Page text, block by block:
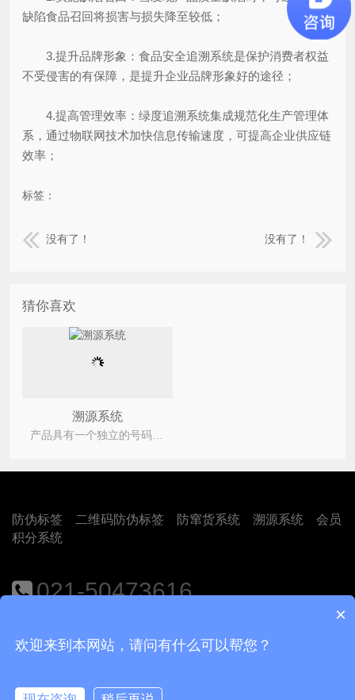
缺陷食品召回将损害与损失降至较低；
3.提升品牌形象：食品安全追溯系统是保护消费者权益
不受侵害的有保障，是提升企业品牌形象好的途径；
4.提高管理效率：绿度追溯系统集成规范化生产管理体
系，通过物联网技术加快信息传输速度，可提高企业供应链
效率；
标签：
没有了！ 没有了！
猜你喜欢
溯源系统
防伪标签 二维码防伪标签 防窜货系统 溯源系统
会员
积分系统
021-50473616
×
欢迎来到本网站，请问有什么可以帮您？